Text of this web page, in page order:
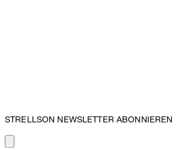
STRELLSON NEWSLETTER ABONNIEREN